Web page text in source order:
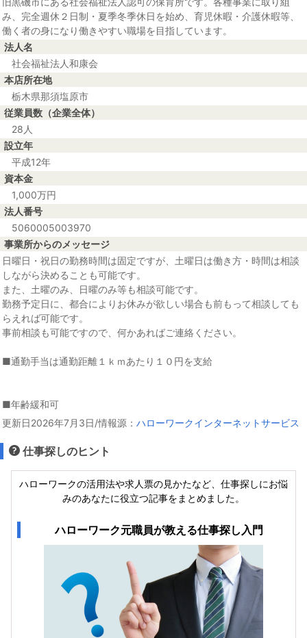
み、完全週休２日制・夏季冬季休日を始め、育児休暇・介護休暇等、
働く者の身になり働きやすい職場を目指しています。
法人名
社会福祉法人和康会
本店所在地
栃木県那須塩原市
従業員数（企業全体）
28人
設立年
平成12年
資本金
1,000万円
法人番号
5060005003970
事業所からのメッセージ
日曜日・祝日の勤務時間は固定ですが、土曜日は働き方・時間は相談
しながら決めることも可能です。
また、土曜のみ、日曜のみ等も相談可能です。
勤務予定日に、都合によりお休みが欲しい場合も前もって相談しても
らえれば可能です。
事前相談も可能ですので、何かあればご連絡ください。
■通勤手当は通勤距離１ｋｍあたり１０円を支給
■年齢緩和可
更新日2026年7月3日/情報源： ハローワークインターネットサービス
仕事探しのヒント
ハローワークの活用法や求人票の見かたなど、仕事探しにお悩
みのあなたに役立つ記事をまとめました。
ハローワーク元職員が教える仕事探し入門